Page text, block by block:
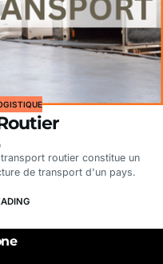
routier constitue un
de transport d'un pays.